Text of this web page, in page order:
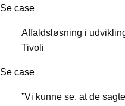
Se case
Affaldsløsning i
Tivoli
Se case
”Vi kunne se, at de